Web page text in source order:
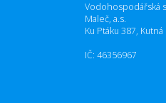
Vodohospodářská
Maleč, a.s.
Ku Ptáku 387,
IČ: 46356967